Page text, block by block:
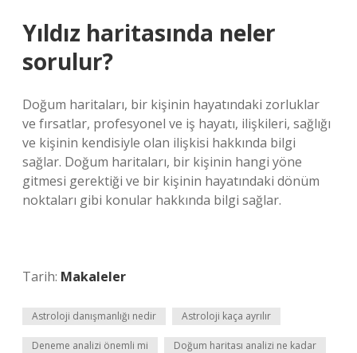
Yıldız haritasında neler
sorulur?
Doğum haritaları, bir kişinin hayatındaki zorluklar
ve fırsatlar, profesyonel ve iş hayatı, ilişkileri, sağlığı
ve kişinin kendisiyle olan ilişkisi hakkında bilgi
sağlar. Doğum haritaları, bir kişinin hangi yöne
gitmesi gerektiği ve bir kişinin hayatındaki dönüm
noktaları gibi konular hakkında bilgi sağlar.
Tarih: Makaleler
Astroloji danışmanlığı nedir Astroloji kaça ayrılır
Deneme analizi önemli mi Doğum haritası analizi ne kadar